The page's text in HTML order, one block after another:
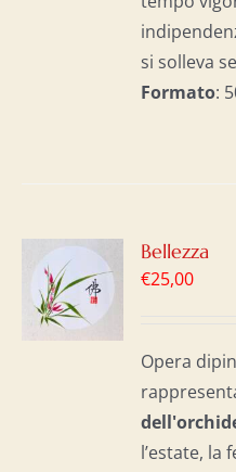
si solleva
Formato:
Bellezza
€25,00
Opera
dell'o
l’estate, la